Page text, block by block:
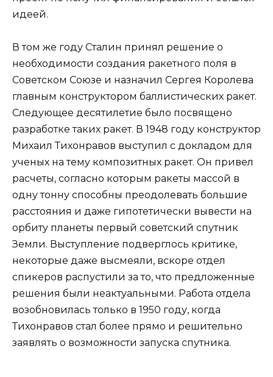
идеей.
В том же году Сталин принял решение о
необходимости создания ракетного поля в
Советском Союзе и назначил Сергея Королева
главным конструктором баллистических ракет.
Следующее десятилетие было посвящено
разработке таких ракет. В 1948 году конструктор
Михаил Тихонравов выступил с докладом для
ученых на тему композитных ракет. Он привел
расчеты, согласно которым ракеты массой в
одну тонну способны преодолевать большие
расстояния и даже гипотетически вывести на
орбиту планеты первый советский спутник
Земли. Выступление подверглось критике,
некоторые даже высмеяли, вскоре отдел
спикеров распустили за то, что предложенные
решения были неактуальными. Работа отдела
возобновилась только в 1950 году, когда
Тихонравов стал более прямо и решительно
заявлять о возможности запуска спутника.